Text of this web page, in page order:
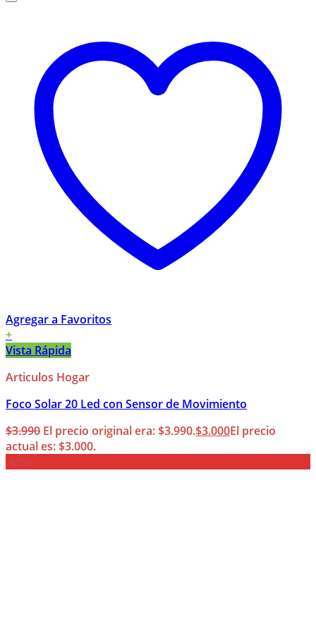
Agregar a Favoritos
+
Vista Rápida
Articulos Hogar
Foco Solar 20 Led con Sensor de Movimiento
$3.990 El precio original era: $3.990.$3.000El precio
actual es: $3.000.